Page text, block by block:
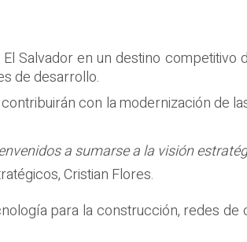
Salvador en un destino
de desarrollo.
con la modernización de
a sumarse a la visión
Cristian Flores.
para la construcción, redes